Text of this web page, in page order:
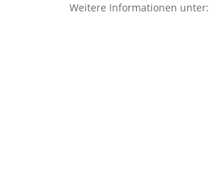
Weitere Informationen unter: